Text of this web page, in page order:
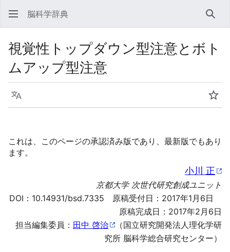
脳科学辞典 検索
視覚性トップダウン型注意とボト
ムアップ型注意
言語 ウ
これは、このページの承認済み版であり、最新版でもあり
ます。
小川 正
京都大学 次世代研究創成ユニット
DOI： 10.14931/bsd.7335 原稿受付日：2017年1月6日
原稿完成日：2017年2月6日
担当編集委員： 田中 啓治
（国立研究開発法人理化学研
究所 脳科学総合研究センター）